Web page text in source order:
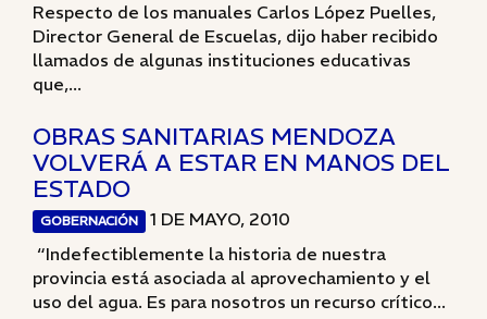
Respecto de los manuales Carlos López Puelles,
Director General de Escuelas, dijo haber recibido
llamados de algunas instituciones educativas
que,...
OBRAS SANITARIAS MENDOZA
VOLVERÁ A ESTAR EN MANOS DEL
ESTADO
GOBERNACIÓN
1 DE MAYO, 2010
“Indefectiblemente la historia de nuestra
provincia está asociada al aprovechamiento y el
uso del agua. Es para nosotros un recurso crítico...